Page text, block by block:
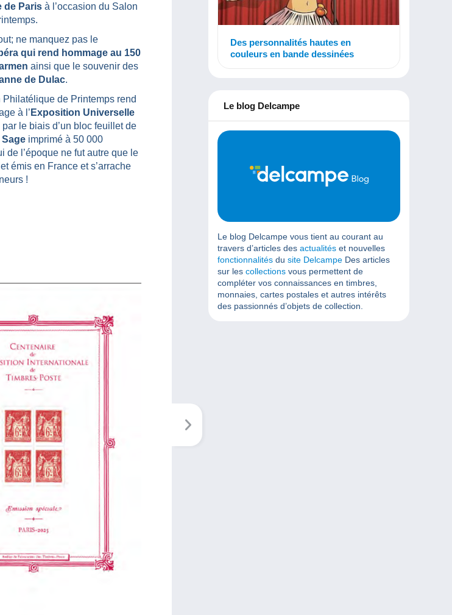
de Paris à l’occasion du Salon
ne manquez pas le
qui rend hommage au 150
ainsi que le souvenir des
de Dulac.
Philatélique de Printemps rend
à l’ Exposition Universelle
par le biais d’un bloc feuillet de
imprimé à 50 000
de l’époque ne fut autre que le
émis en France et s’arrache
!
Des personnalités hautes en
couleurs en bande dessinées
Le blog Delcampe
Le blog Delcampe vous tient au courant au
travers d’articles des actualités et nouvelles
fonctionnalités du site Delcampe Des articles
sur les collections vous permettent de
compléter vos connaissances en timbres,
monnaies, cartes postales et autres intérêts
des passionnés d’objets de collection.